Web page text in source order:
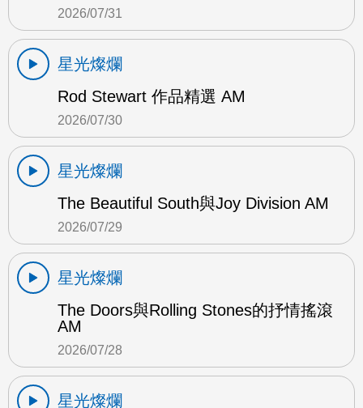
2026/07/31
星光燦爛
Rod Stewart 作品精選 AM
2026/07/30
星光燦爛
The Beautiful South與Joy Division AM
2026/07/29
星光燦爛
The Doors與Rolling Stones的抒情搖滾
AM
2026/07/28
星光燦爛